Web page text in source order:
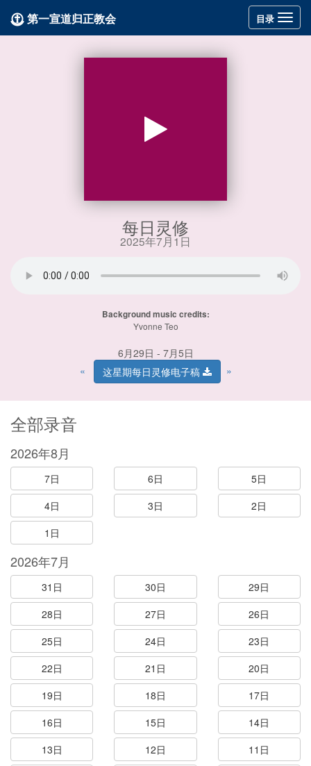
Toggle
navigation
目录
第一宣道归正教会
每日灵修
2025年7月1日
Background music credits:
Yvonne Teo
6月29日 - 7月5日
«
这星期每日灵修电子稿 »
全部录音
2026年8月
7日 6日
5日
4日
3日
2日
1日
2026年7月
31日 30日
29日
28日
27日
26日
25日
24日
23日
22日
21日
20日
19日
18日
17日
16日
15日
14日
13日
12日
11日